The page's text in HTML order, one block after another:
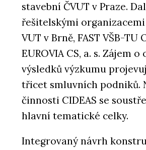
stavební ČVUT v Praze.
řešitelskými organizacemi
VUT v Brně, FAST VŠB-TU
EUROVIA CS, a. s. Zájem o
výsledků výzkumu
třicet smluvních podniků.
činnosti CIDEAS se
hlavní tematické celky.
Integrovaný návrh